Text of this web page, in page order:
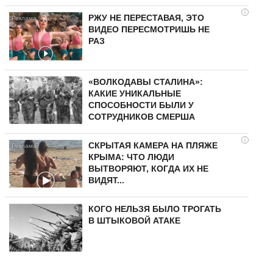
i
РЖУ НЕ ПЕРЕСТАВАЯ, ЭТО
ВИДЕО ПЕРЕСМОТРИШЬ НЕ
РАЗ
«ВОЛКОДАВЫ СТАЛИНА»:
КАКИЕ УНИКАЛЬНЫЕ
СПОСОБНОСТИ БЫЛИ У
СОТРУДНИКОВ СМЕРША
i
СКРЫТАЯ КАМЕРА НА ПЛЯЖЕ
КРЫМА: ЧТО ЛЮДИ
ВЫТВОРЯЮТ, КОГДА ИХ НЕ
ВИДЯТ...
КОГО НЕЛЬЗЯ БЫЛО ТРОГАТЬ
В ШТЫКОВОЙ АТАКЕ